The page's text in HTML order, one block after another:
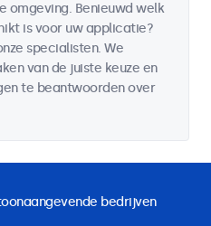
omgeving. Benieuwd welk
is voor uw applicatie?
specialisten. We
van de juiste keuze en
te beantwoorden over
bedrijven